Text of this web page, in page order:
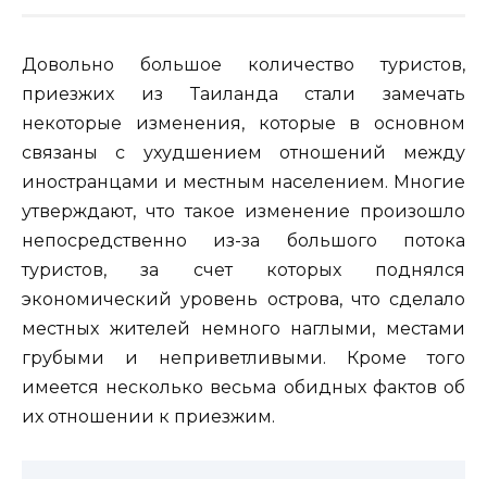
Довольно большое количество туристов,
приезжих из Таиланда стали замечать
некоторые изменения, которые в основном
связаны с ухудшением отношений между
иностранцами и местным населением. Многие
утверждают, что такое изменение произошло
непосредственно из-за большого потока
туристов, за счет которых поднялся
экономический уровень острова, что сделало
местных жителей немного наглыми, местами
грубыми и неприветливыми. Кроме того
имеется несколько весьма обидных фактов об
их отношении к приезжим.